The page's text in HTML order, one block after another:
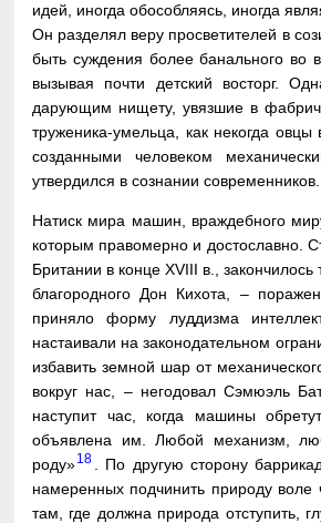
идей, иногда обособляясь, иногда
Он разделял веру просветителей в
быть суждения более банального во
вызывая почти детский восторг.
дарующим нищету, увязшие в
труженика-умельца, как некогда
созданными человеком
утвердился в сознании современников.
Натиск мира машин, враждебного
которым правомерно и достославно.
Британии в конце XVIII в.,
благородного Дон Кихота, –
приняло форму луддизма
настаивали на законодательном
избавить земной шар от
вокруг нас, – негодовал Сэмюэль
наступит час, когда машины
объявлена им. Любой механизм,
роду»18
. По другую сторону
намеренных подчинить природу
там, где должна природа отступить,